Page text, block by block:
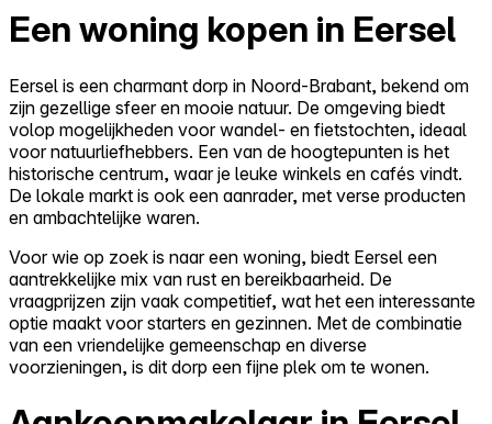
Een woning kopen in Eersel
Eersel is een charmant dorp in Noord-Brabant, bekend om
zijn gezellige sfeer en mooie natuur. De omgeving biedt
volop mogelijkheden voor wandel- en fietstochten, ideaal
voor natuurliefhebbers. Een van de hoogtepunten is het
historische centrum, waar je leuke winkels en cafés vindt.
De lokale markt is ook een aanrader, met verse producten
en ambachtelijke waren.
Voor wie op zoek is naar een woning, biedt Eersel een
aantrekkelijke mix van rust en bereikbaarheid. De
vraagprijzen zijn vaak competitief, wat het een interessante
optie maakt voor starters en gezinnen. Met de combinatie
van een vriendelijke gemeenschap en diverse
voorzieningen, is dit dorp een fijne plek om te wonen.